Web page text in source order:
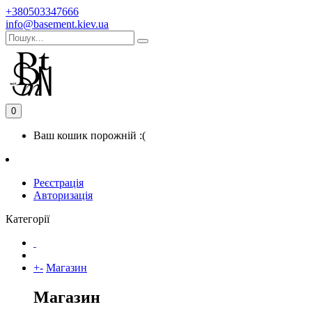
+380503347666
info@basement.kiev.ua
0
Ваш кошик порожній :(
Реєстрація
Авторизація
Категорії
+- Магазин
Магазин